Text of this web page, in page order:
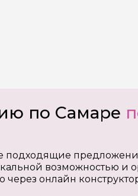
по Самаре
подходящие
возможностью и
через онлайн